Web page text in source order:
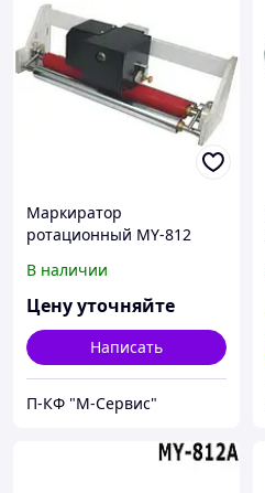
Маркиратор
ротационный MY-812
В наличии
Цену уточняйте
Написать
П-КФ "М-Сервис"